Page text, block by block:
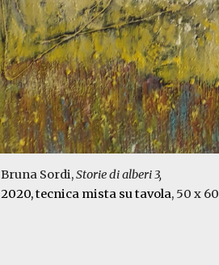
Bruna Sordi,Storie di alberi 3,
2020,tecnica mista su tavola, 50 x 60